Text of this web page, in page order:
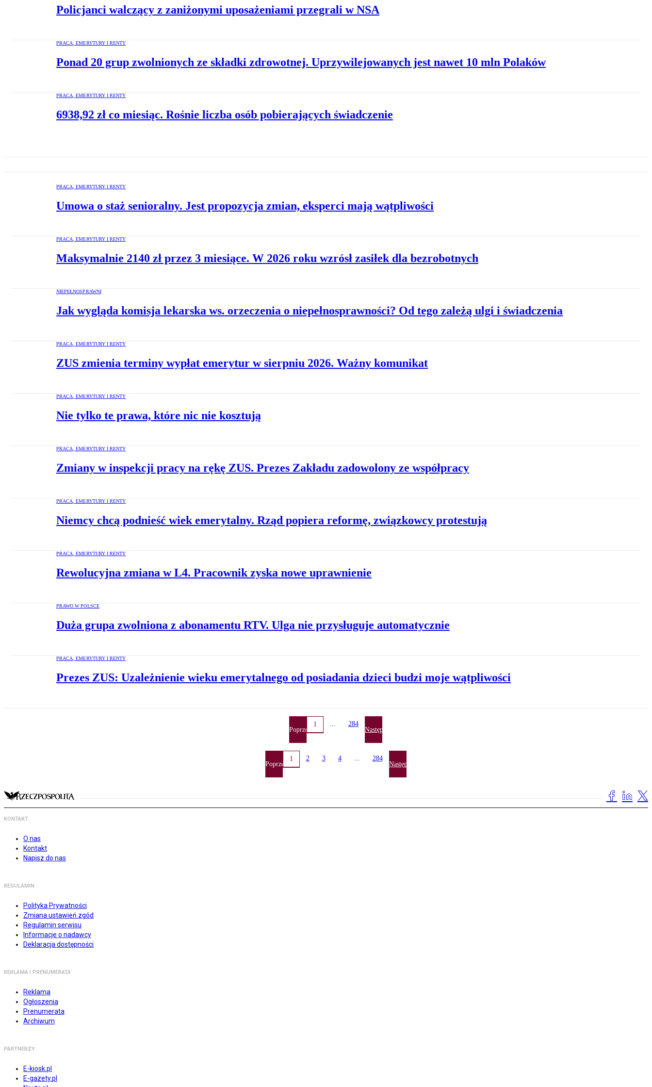
Policjanci walczący z zaniżonymi uposażeniami przegrali w NSA
PRACA, EMERYTURY I RENTY
Ponad 20 grup zwolnionych ze składki zdrowotnej. Uprzywilejowanych jest nawet 10 mln Polaków
PRACA, EMERYTURY I RENTY
6938,92 zł co miesiąc. Rośnie liczba osób pobierających świadczenie
PRACA, EMERYTURY I RENTY
Umowa o staż senioralny. Jest propozycja zmian, eksperci mają wątpliwości
PRACA, EMERYTURY I RENTY
Maksymalnie 2140 zł przez 3 miesiące. W 2026 roku wzrósł zasiłek dla bezrobotnych
NIEPEŁNOSPRAWNI
Jak wygląda komisja lekarska ws. orzeczenia o niepełnosprawności? Od tego zależą ulgi i świadczenia
PRACA, EMERYTURY I RENTY
ZUS zmienia terminy wypłat emerytur w sierpniu 2026. Ważny komunikat
PRACA, EMERYTURY I RENTY
Nie tylko te prawa, które nic nie kosztują
PRACA, EMERYTURY I RENTY
Zmiany w inspekcji pracy na rękę ZUS. Prezes Zakładu zadowolony ze współpracy
PRACA, EMERYTURY I RENTY
Niemcy chcą podnieść wiek emerytalny. Rząd popiera reformę, związkowcy protestują
PRACA, EMERYTURY I RENTY
Rewolucyjna zmiana w L4. Pracownik zyska nowe uprawnienie
PRAWO W POLSCE
Duża grupa zwolniona z abonamentu RTV. Ulga nie przysługuje automatycznie
PRACA, EMERYTURY I RENTY
Prezes ZUS: Uzależnienie wieku emerytalnego od posiadania dzieci budzi moje wątpliwości
Poprzednia
1 ... 284
Następna
Poprzednia
1 2 3 4 ... 284
Następna
KONTAKT
O nas
Kontakt
Napisz do nas
REGULAMIN
Polityka Prywatności
Zmiana ustawień zgód
Regulamin serwisu
Informacje o nadawcy
Deklaracja dostępności
REKLAMA I PRENUMERATA
Reklama
Ogłoszenia
Prenumerata
Archiwum
PARTNERZY
E-kiosk.pl
E-gazety.pl